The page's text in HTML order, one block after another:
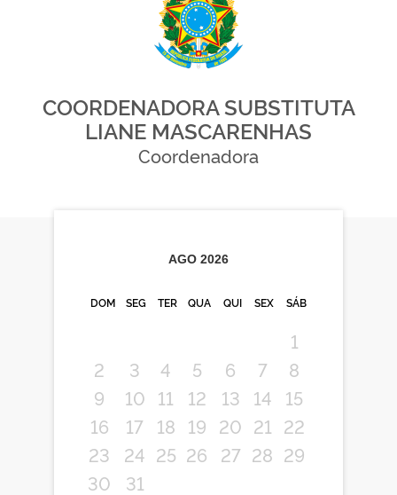
COORDENADORA SUBSTITUTA
LIANE MASCARENHAS
Coordenadora
AGO 2026
DOM SEG TER QUA QUI SEX SÁB
1
2
3 4 5 6 7
8
9
10 11 12 13 14
15
16
17 18 19 20 21
22
23
24 25 26 27 28 29
30
31